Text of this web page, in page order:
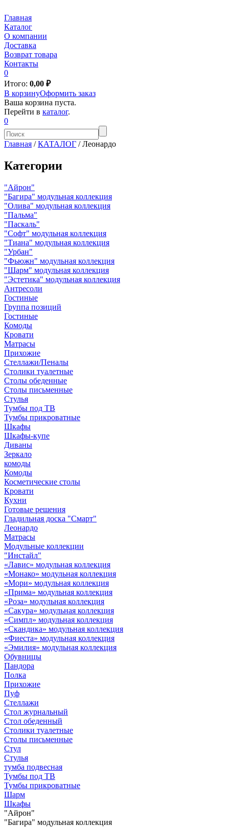
Главная
Каталог
О компании
Доставка
Возврат товара
Контакты
0
Итого: 0,00 ₽
В корзинуОформить заказ
Ваша корзина пуста.
Перейти в каталог.
0
Главная / КАТАЛОГ / Леонардо
Категории
"Айрон"
"Багира" модульная коллекция
"Олива" модульная коллекция
"Пальма"
"Паскаль"
"Софт" модульная коллекция
"Тиана" модульная коллекция
"Урбан"
"Фьюжн" модульная коллекция
"Шарм" модульная коллекция
"Эстетика" модульная коллекция
Антресоли
Гостиные
Группа позиций
Гостиные
Комоды
Кровати
Матрасы
Прихожие
Стеллажи/Пеналы
Столики туалетные
Столы обеденные
Столы письменные
Стулья
Тумбы под ТВ
Тумбы прикроватные
Шкафы
Шкафы-купе
Диваны
Зеркало
комоды
Комоды
Косметические столы
Кровати
Кухни
Готовые решения
Гладильная доска "Смарт"
Леонардо
Матрасы
Модульные коллекции
"Инстайл"
«Лавис» модульная коллекция
«Монако» модульная коллекция
«Мори» модульная коллекция
«Прима» модульная коллекция
«Роза» модульная коллекция
«Сакура» модульная коллекция
«Симпл» модульная коллекция
«Скандика» модульная коллекция
«Фиеста» модульная коллекция
«Эмилия» модульная коллекция
Обувницы
Пандора
Полка
Прихожие
Пуф
Стеллажи
Стол журнальный
Стол обеденный
Столики туалетные
Столы письменные
Стул
Стулья
тумба подвесная
Тумбы под ТВ
Тумбы прикроватные
Шарм
Шкафы
"Айрон"
"Багира" модульная коллекция